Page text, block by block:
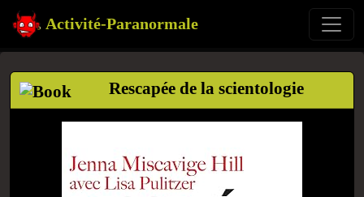
Activité-Paranormale
Rescapée de la scientologie